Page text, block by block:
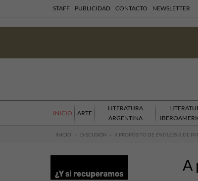
STAFF PUBLICIDAD CONTACTO NEWSLETTER
INICIO ARTE
LITERATURA
ARGENTINA
INICIO » DISCUSIÓN » A PROPÓSITO DE ENDLESS II, DE
A